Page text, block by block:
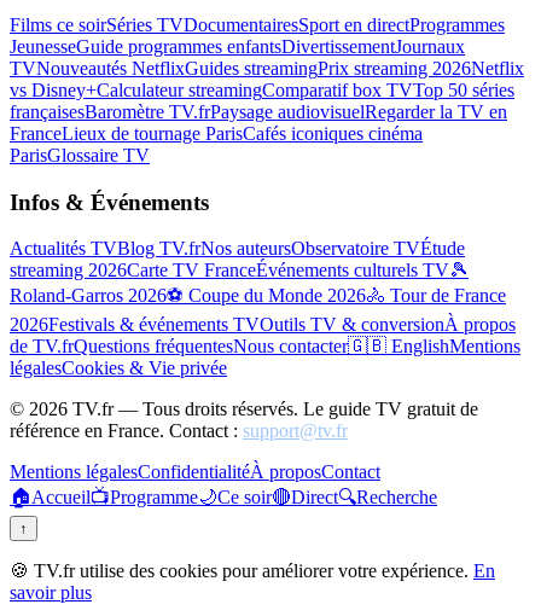
Films ce soirSéries TVDocumentairesSport en directProgrammes
JeunesseGuide programmes enfantsDivertissementJournaux
TVNouveautés NetflixGuides streamingPrix streaming 2026Netflix
vs Disney+Calculateur streamingComparatif box TVTop 50 séries
françaisesBaromètre TV.frPaysage audiovisuelRegarder la TV en
FranceLieux de tournage ParisCafés iconiques cinéma
ParisGlossaire TV
Infos & Événements
Actualités TVBlog TV.frNos auteursObservatoire TVÉtude
streaming 2026Carte TV FranceÉvénements culturels TV🎾
Roland-Garros 2026⚽ Coupe du Monde 2026🚴 Tour de France
2026Festivals & événements TVOutils TV & conversionÀ propos
de TV.frQuestions fréquentesNous contacter🇬🇧 EnglishMentions
légalesCookies & Vie privée
© 2026 TV.fr — Tous droits réservés. Le guide TV gratuit de
référence en France. Contact : support@tv.fr
Mentions légalesConfidentialitéÀ proposContact
🏠Accueil📺Programme🌙Ce soir🔴Direct🔍Recherche
↑
🍪 TV.fr utilise des cookies pour améliorer votre expérience. En
savoir plus